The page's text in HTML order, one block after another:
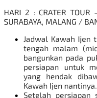
HARI 2 : CRATER TOUR
SURABAYA, MALANG /
Jadwal Kawah Ijen
tengah malam
bangunkan pada
persiapan untuk
yang hendak
Kawah Ijen nantinya.
Setelah